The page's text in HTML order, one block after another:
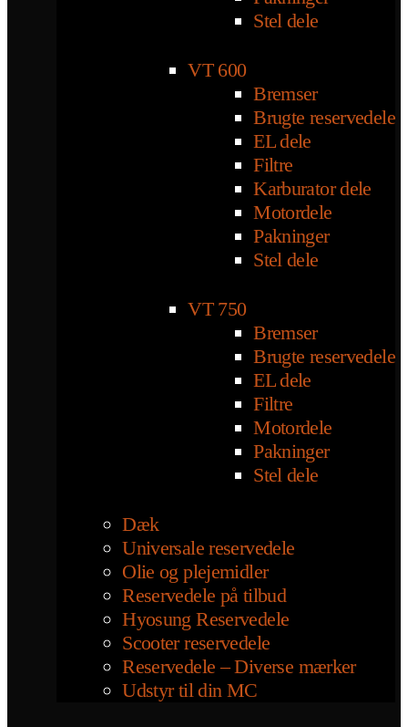
Stel dele
VT 600
Bremser
Brugte reservedele
EL dele
Filtre
Karburator dele
Motordele
Pakninger
Stel dele
VT 750
Bremser
Brugte reservedele
EL dele
Filtre
Motordele
Pakninger
Stel dele
Dæk
Universale reservedele
Olie og plejemidler
Reservedele på tilbud
Hyosung Reservedele
Scooter reservedele
Reservedele – Diverse mærker
Udstyr til din MC